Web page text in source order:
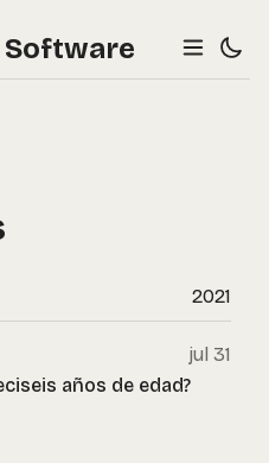
Software
2021
jul 31
años de edad?